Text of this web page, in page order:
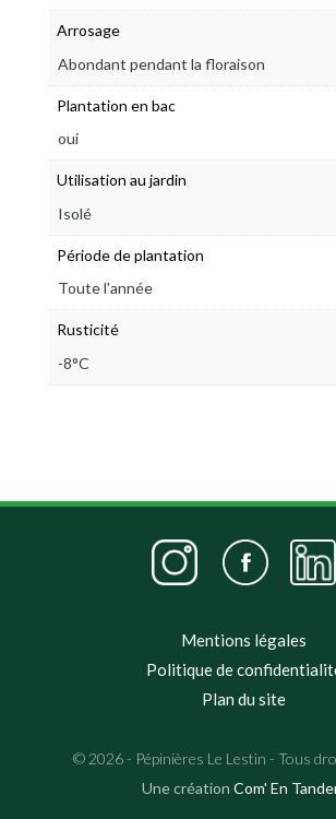
Arrosage
Abondant pendant la floraison
Plantation en bac
oui
Utilisation au jardin
Isolé
Période de plantation
Toute l'année
Rusticité
-8°C
Mentions légales
Politique de
Plan du site
© 2026 - Pépinières Le Lestin - Tous
Une créationCom' En